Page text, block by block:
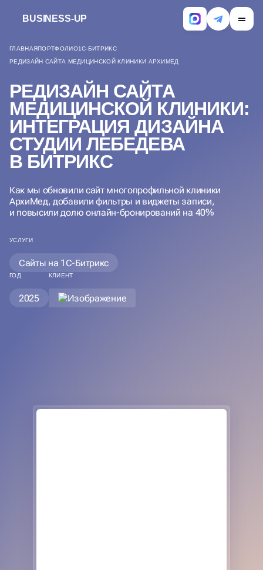
BUSINESS-UP
ГЛАВНАЯПОРТФОЛИО1С-БИТРИКС
РЕДИЗАЙН САЙТА МЕДИЦИНСКОЙ КЛИНИКИ АРХИМЕД
РЕДИЗАЙН САЙТА
МЕДИЦИНСКОЙ КЛИНИКИ:
ИНТЕГРАЦИЯ ДИЗАЙНА
СТУДИИ ЛЕБЕДЕВА
В БИТРИКС
Как мы обновили сайт многопрофильной клиники
АрхиМед, добавили фильтры и виджеты записи,
и повысили долю онлайн-бронирований на 40%
УСЛУГИ
Сайты на 1С-Битрикс
ГОД
2025
КЛИЕНТ